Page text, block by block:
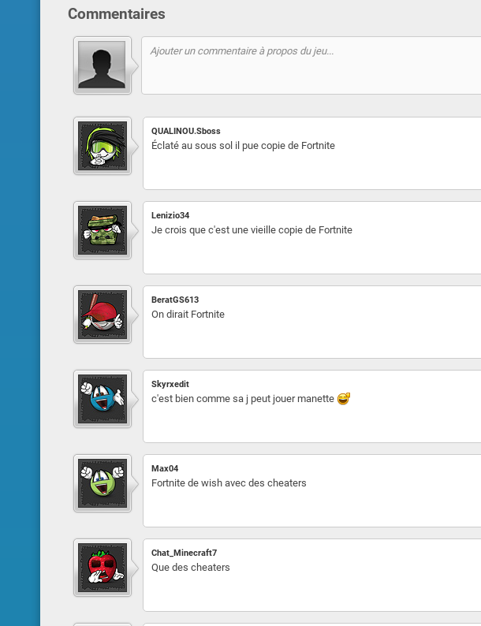
Commentaires
QUALINOU.Sboss
Éclaté au sous sol il pue copie de Fortnite
Lenizio34
Je crois que c'est une vieille copie de Fortnite
BeratGS613
On dirait Fortnite
Skyrxedit
c'est bien comme sa j peut jouer manette
Max04
Fortnite de wish avec des cheaters
Chat_Minecraft7
Que des cheaters